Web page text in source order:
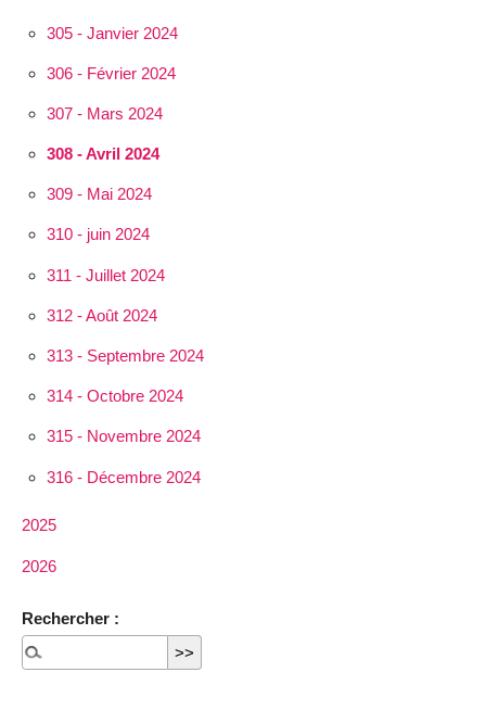
305 - Janvier 2024
306 - Février 2024
307 - Mars 2024
308 - Avril 2024
309 - Mai 2024
310 - juin 2024
311 - Juillet 2024
312 - Août 2024
313 - Septembre 2024
314 - Octobre 2024
315 - Novembre 2024
316 - Décembre 2024
2025
2026
Rechercher :